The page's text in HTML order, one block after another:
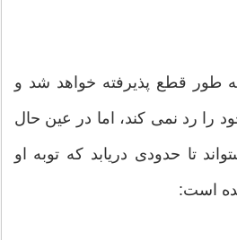
طور قطع پذیرفته خواهد شد و
را رد نمی کند، اما در عین حال
تا حدودى دریابد که توبه او
است: